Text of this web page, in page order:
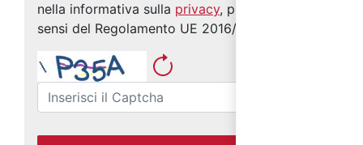
nella informativa sulla privacy, predisposta ai
sensi del Regolamento UE 2016/679